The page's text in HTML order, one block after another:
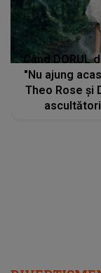
Când DORUL
"Nu ajung
Theo Rose și
ascultători